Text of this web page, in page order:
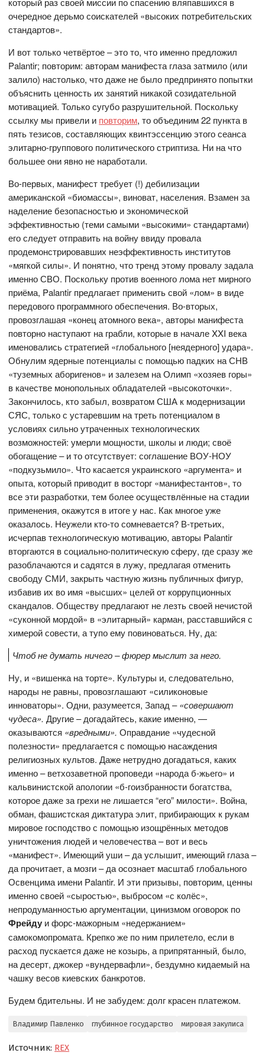
очередное дерьмо соискателей «высоких потребительских
стандартов».
И вот только четвёртое – это то, что именно предложил
Palantir; повторим: авторам манифеста глаза затмило (или
залило) настолько, что даже не было предпринято попытки
объяснить ценность их занятий никакой созидательной
мотивацией. Только сугубо разрушительной. Поскольку
ссылку мы привели и повторим, то объединим 22 пункта в
пять тезисов, составляющих квинтэссенцию этого сеанса
элитарно-группового политического стриптиза. Ни на что
большее они явно не наработали.
Во-первых, манифест требует (!) дебилизации
американской «биомассы», виноват, населения. Взамен за
наделение безопасностью и экономической
эффективностью (теми самыми «высокими» стандартами)
его следует отправить на войну ввиду провала
продемонстрировавших неэффективность институтов
«мягкой силы». И понятно, что тренд этому провалу задала
именно СВО. Поскольку против военного лома нет мирного
приёма, Palantir предлагает применить свой «лом» в виде
передового программного обеспечения. Во-вторых,
провозглашая «конец атомного века», авторы манифеста
повторно наступают на грабли, которые в начале XXI века
именовались стратегией «глобального [неядерного] удара».
Обнулим ядерные потенциалы с помощью падких на СНВ
«туземных аборигенов» и залезем на Олимп «хозяев горы»
в качестве монопольных обладателей «высокоточки».
Закончилось, кто забыл, возвратом США к модернизации
СЯС, только с устаревшим на треть потенциалом в
условиях сильно утраченных технологических
возможностей: умерли мощности, школы и люди; своё
обогащение – и то отсутствует: соглашение ВОУ-НОУ
«подкузьмило». Что касается украинского «аргумента» и
опыта, который приводит в восторг «манифестантов», то
все эти разработки, тем более осуществлённые на стадии
применения, окажутся в итоге у нас. Как многое уже
оказалось. Неужели кто-то сомневается? В-третьих,
исчерпав технологическую мотивацию, авторы Palantir
вторгаются в социально-политическую сферу, где сразу же
разоблачаются и садятся в лужу, предлагая отменить
свободу СМИ, закрыть частную жизнь публичных фигур,
избавив их во имя «высших» целей от коррупционных
скандалов. Обществу предлагают не лезть своей нечистой
«суконной мордой» в «элитарный» карман, расставшийся с
химерой совести, а тупо ему повиноваться. Ну, да:
Чтоб не думать ничего – фюрер мыслит за него.
Ну, и «вишенка на торте». Культуры и, следовательно,
народы не равны, провозглашают «силиконовые
инноваторы». Одни, разумеется, Запад –«совершают
чудеса».Другие – догадайтесь, какие именно, —
оказываются «вредными». Оправдание «чудесной
полезности» предлагается с помощью насаждения
религиозных культов. Даже нетрудно догадаться, каких
именно – ветхозаветной проповеди «народа б-жьего» и
кальвинистской апологии «б-гоизбранности богатства,
которое даже за грехи не лишается “его” милости». Война,
обман, фашистская диктатура элит, прибирающих к рукам
мировое господство с помощью изощрённых методов
уничтожения людей и человечества – вот и весь
«манифест». Имеющий уши – да услышит, имеющий глаза –
да прочитает, а мозги – да осознает масштаб глобального
Освенцима имени Palantir. И эти призывы, повторим, ценны
именно своей «сыростью», выбросом «с колёс»,
непродуманностью аргументации, цинизмом оговорок по
Фрейду и форс-мажорным «недержанием»
самокомопромата. Крепко же по ним прилетело, если в
расход пускается даже не козырь, а припрятанный, было,
на десерт, джокер «вундервафли», бездумно кидаемый на
чашку весов киевских банкротов.
Будем бдительны. И не забудем: долг красен платежом.
Владимир Павленко глубинное государство мировая закулиса
Источник: REX